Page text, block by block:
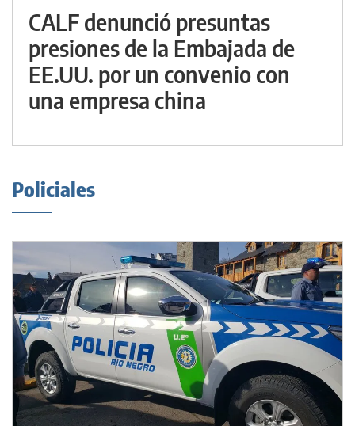
CALF denunció presuntas
presiones de la Embajada de
EE.UU. por un convenio con
una empresa china
Policiales